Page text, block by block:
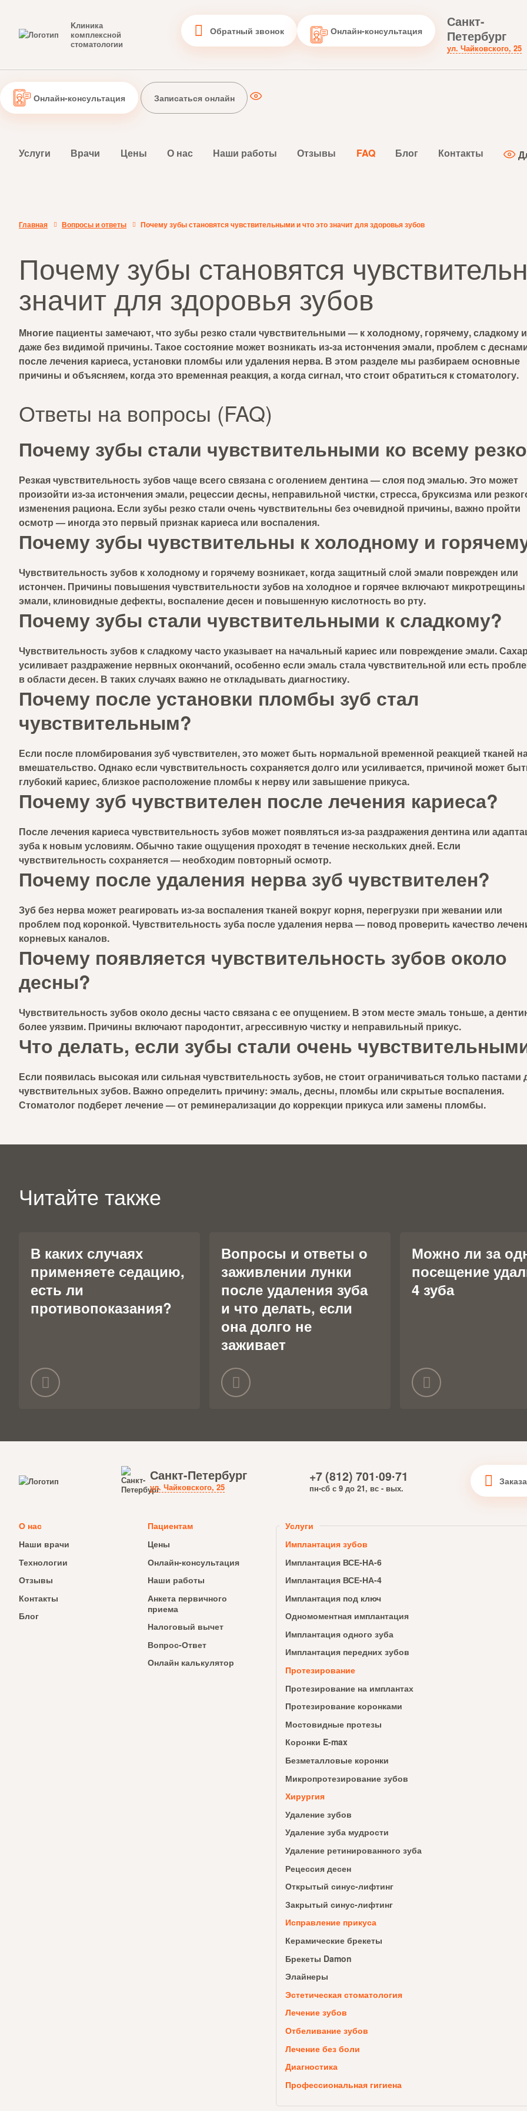
Kлиника
комплексной
стоматологии
Обратный звонок Онлайн-консультация
Санкт-
Петербург
ул. Чайковского, 25
Онлайн-консультация Записаться онлайн
Услуги Врачи Цены О нас Наши работы Отзывы FAQ Блог Контакты
Главная Вопросы и ответы Почему зубы становятся чувствительными и что это значит для здоровья зубов
Почему зубы становятся
значит для здоровья зубов
Многие пациенты замечают, что зубы резко стали чувствительными — к холодному, горячему, сладкому
даже без видимой причины. Такое состояние может возникать из-за истончения эмали, проблем с
после лечения кариеса, установки пломбы или удаления нерва. В этом разделе мы разбираем основные
причины и объясняем, когда это временная реакция, а когда сигнал, что стоит обратиться к стоматологу.
Ответы на вопросы (FAQ)
Почему зубы стали чувствительными ко всему
Резкая чувствительность зубов чаще всего связана с оголением дентина — слоя под эмалью. Это может
произойти из-за истончения эмали, рецессии десны, неправильной чистки, стресса, бруксизма или
изменения рациона. Если зубы резко стали очень чувствительны без очевидной причины, важно пройти
осмотр — иногда это первый признак кариеса или воспаления.
Почему зубы чувствительны к холодному и
Чувствительность зубов к холодному и горячему возникает, когда защитный слой эмали поврежден или
истончен. Причины повышения чувствительности зубов на холодное и горячее включают микротрещины
эмали, клиновидные дефекты, воспаление десен и повышенную кислотность во рту.
Почему зубы стали чувствительными к сладкому?
Чувствительность зубов к сладкому часто указывает на начальный кариес или повреждение эмали. Сахар
усиливает раздражение нервных окончаний, особенно если эмаль стала чувствительной или есть
в области десен. В таких случаях важно не откладывать диагностику.
Почему после установки пломбы зуб стал
чувствительным?
Если после пломбирования зуб чувствителен, это может быть нормальной временной реакцией тканей
вмешательство. Однако если чувствительность сохраняется долго или усиливается, причиной может
глубокий кариес, близкое расположение пломбы к нерву или завышение прикуса.
Почему зуб чувствителен после лечения кариеса?
После лечения кариеса чувствительность зубов может появляться из-за раздражения дентина или
зуба к новым условиям. Обычно такие ощущения проходят в течение нескольких дней. Если
чувствительность сохраняется — необходим повторный осмотр.
Почему после удаления нерва зуб чувствителен?
Зуб без нерва может реагировать из-за воспаления тканей вокруг корня, перегрузки при жевании или
проблем под коронкой. Чувствительность зуба после удаления нерва — повод проверить качество
корневых каналов.
Почему появляется чувствительность зубов около
десны?
Чувствительность зубов около десны часто связана с ее опущением. В этом месте эмаль тоньше, а
более уязвим. Причины включают пародонтит, агрессивную чистку и неправильный прикус.
Что делать, если зубы стали очень
Если появилась высокая или сильная чувствительность зубов, не стоит ограничиваться только пастами
чувствительных зубов. Важно определить причину: эмаль, десны, пломбы или скрытые воспаления.
Стоматолог подберет лечение — от реминерализации до коррекции прикуса или замены пломбы.
Читайте также
В каких случаях
применяете седацию,
есть ли
противопоказания?
Вопросы и ответы о
заживлении лунки
после удаления зуба
и что делать, если
она долго не
заживает
Можно ли за
посещение
4 зуба
Санкт-Петербург
ул. Чайковского, 25
+7 (812) 701∙09∙71
пн-сб с 9 до 21, вс - вых.
О нас
Наши врачи
Технологии
Отзывы
Контакты
Блог
Пациентам
Цены
Онлайн-консультация
Наши работы
Анкета первичного
приема
Налоговый вычет
Вопрос-Ответ
Онлайн калькулятор
Услуги
Имплантация зубов
Имплантация ВСЕ-НА-6
Имплантация ВСЕ-НА-4
Имплантация под ключ
Одномоментная имплантация
Имплантация одного зуба
Имплантация передних зубов
Протезирование
Протезирование на имплантах
Протезирование коронками
Мостовидные протезы
Коронки E-max
Безметалловые коронки
Микропротезирование зубов
Хирургия
Удаление зубов
Удаление зуба мудрости
Удаление ретинированного зуба
Рецессия десен
Открытый синус-лифтинг
Закрытый синус-лифтинг
Исправление прикуса
Керамические брекеты
Брекеты Damon
Элайнеры
Эстетическая стоматология
Лечение зубов
Отбеливание зубов
Лечение без боли
Диагностика
Профессиональная гигиена